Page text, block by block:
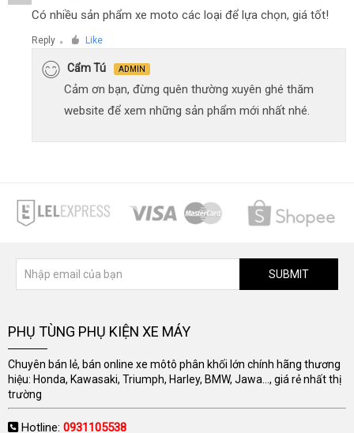
Có nhiều sản phẩm xe moto các loại để lựa chọn, giá tốt!
Reply ● Like
Cẩm Tú ADMIN
Cảm ơn bạn, đừng quên thường xuyên ghé thăm
website để xem những sản phẩm mới nhất nhé.
SUBMIT
PHỤ TÙNG PHỤ KIỆN XE MÁY
Chuyên bán lẻ, bán online xe môtô phân khối lớn chính hãng thương
hiệu: Honda, Kawasaki, Triumph, Harley, BMW, Jawa..., giá rẻ nhất thị
trường
Hotline: 0931105538